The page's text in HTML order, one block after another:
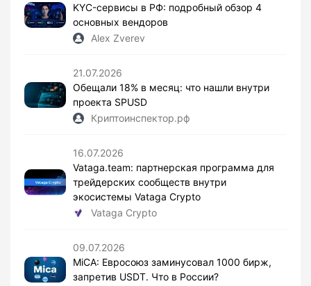
KYC-сервисы в РФ: подробный обзор 4
основных вендоров
Alex Zverev
21.07.2026
Обещали 18% в месяц: что нашли внутри
проекта SPUSD
Криптоинспектор.рф
16.07.2026
Vataga.team: партнерская программа для
трейдерских сообществ внутри
экосистемы Vataga Crypto
Vataga Crypto
09.07.2026
MiCA: Евросоюз заминусовал 1000 бирж,
запретив USDT. Что в России?